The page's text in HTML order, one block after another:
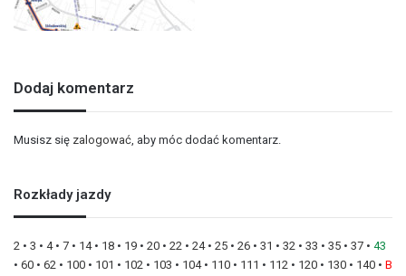
Dodaj komentarz
Musisz się zalogować, aby móc dodać komentarz.
Rozkłady jazdy
2 • 3 • 4• 7 • 14• 18 • 19 • 20 • 22 • 24• 25 • 26 • 31 • 32 • 33 • 35 • 37 • 43
• 60 • 62 • 100 • 101 • 102 • 103 • 104• 110 • 111 • 112 • 120 • 130 • 140 • B